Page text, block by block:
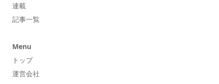
連載
記事一覧
Menu
トップ
運営会社